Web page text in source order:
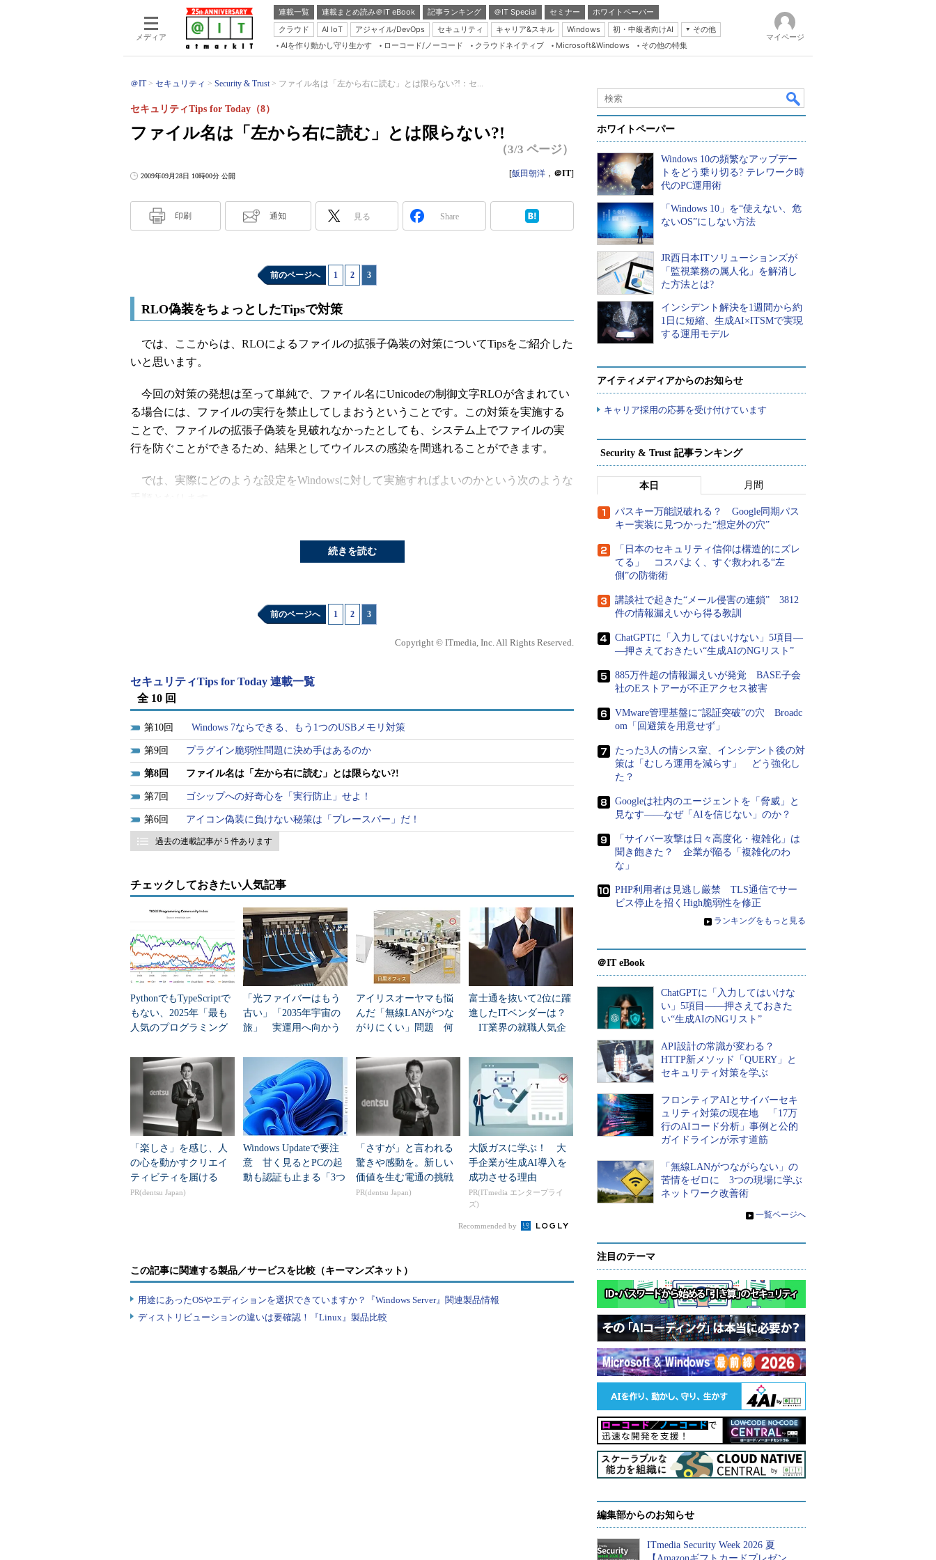
メディア
連載一覧 連載まとめ読み＠IT eBook 記事ランキング ＠IT Special セミナー
ホワイトペーパー
クラウド
AI IoT アジャイル/DevOps セキュリティ キャリア&スキル Windows 初・中級者向けAI
その他
Server & Storage
Database Expert
Master of IP Network
Security & Trust
AIを作り動かし守り生かす ローコード/ノーコード クラウドネイティブ Microsoft&Windows その他の特集
マイページ
＠IT セキュリティ Security & Trust ファイル名は「左から右に読む」とは限らない?!：セ...
ファイル名は「左から右に読む」とは限らない?!
セキュリティTips for Today（8）
（3/3 ページ）
2009年09月28日 10時00分 公開 [飯田朝洋 ， ＠IT]
印刷 通知 見る Share
前のページへ 1 2 3
RLO偽装をちょっとしたTipsで対策
では、ここからは、RLOによるファイルの拡張子偽装の対策についてTipsをご紹介した
いと思います。
今回の対策の発想は至って単純で、ファイル名にUnicodeの制御文字RLOが含まれてい
る場合には、ファイルの実行を禁止してしまおうということです。この対策を実施する
ことで、ファイルの拡張子偽装を見破れなかったとしても、システム上でファイルの実
行を防ぐことができるため、結果としてウイルスの感染を間逃れることができます。
では、実際にどのような設定をWindowsに対して実施すればよいのかという次のような
図5 スタートメニューを開く
2. 「secpol.msc」と入力して、「OK」ボタンをクリックしてください。ローカルセ
キュリティポリシーが起動されます【注3】
図6 セキュリティポリシーを設定するためsecpol.mscを実行
ローカルセキュリティポリシーの開き方はこれ以外にも方法がありますので、お好みの方法
で開いてください。
3. 「ソフトウェア制限のポリシー」から「新しいポリシーの作成」を選択します。
「新しいパスの規則」を選択します。
続きを読む
前のページへ 1 2 3
Copyright © ITmedia, Inc. All Rights Reserved.
セキュリティTips for Today 連載一覧
全 10 回
10 Windows 7ならできる、もう1つのUSBメモリ対策
9 プラグイン脆弱性問題に決め手はあるのか
8 ファイル名は「左から右に読む」とは限らない?!
7 ゴシップへの好奇心を「実行防止」せよ！
6 アイコン偽装に負けない秘策は「プレースバー」だ！
過去の連載記事が 5 件あります
チェックしておきたい人気記事
PythonでもTypeScriptで
もない、2025年「最も
人気のプログラミング
「光ファイバーはもう
古い」「2035年宇宙の
旅」 実運用へ向かう
アイリスオーヤマも悩
んだ「無線LANがつな
がりにくい」問題 何
富士通を抜いて2位に躍
進したITベンダーは？
IT業界の就職人気企
「楽しさ」を感じ、人
の心を動かすクリエイ
ティビティを届ける
PR(dentsu Japan)
Windows Updateで要注
意 甘く見るとPCの起
動も認証も止まる「3つ
「さすが」と言われる
驚きや感動を。新しい
価値を生む電通の挑戦
PR(dentsu Japan)
大阪ガスに学ぶ！ 大
手企業が生成AI導入を
成功させる理由
PR(ITmedia エンタープライ
ズ)
Recommended by
この記事に関連する製品／サービスを比較（キーマンズネット）
用途にあったOSやエディションを選択できていますか？『Windows Server』関連製品情報
ディストリビューションの違いは要確認！『Linux』製品比較
ホワイトペーパー
Windows 10の頻繁なアップデー
トをどう乗り切る? テレワーク時
代のPC運用術
「Windows 10」を“使えない、危
ないOS”にしない方法
JR西日本ITソリューションズが
「監視業務の属人化」を解消し
た方法とは?
インシデント解決を1週間から約
1日に短縮、生成AI×ITSMで実現
する運用モデル
アイティメディアからのお知らせ
キャリア採用の応募を受け付けています
Security & Trust 記事ランキング
本日 月間
パスキー万能説破れる？ Google同期パス
キー実装に見つかった“想定外の穴”
「日本のセキュリティ信仰は構造的にズレ
てる」 コスパよく、すぐ救われる“左
側”の防衛術
講談社で起きた“メール侵害の連鎖” 3812
件の情報漏えいから得る教訓
ChatGPTに「入力してはいけない」5項目―
―押さえておきたい“生成AIのNGリスト”
885万件超の情報漏えいが発覚 BASE子会
社のEストアーが不正アクセス被害
VMware管理基盤に“認証突破”の穴 Broadc
om「回避策を用意せず」
たった3人の情シス室、インシデント後の対
策は「むしろ運用を減らす」 どう強化し
た？
Googleは社内のエージェントを「脅威」と
見なす――なぜ「AIを信じない」のか？
「サイバー攻撃は日々高度化・複雑化」は
聞き飽きた？ 企業が陥る「複雑化のわ
な」
PHP利用者は見逃し厳禁 TLS通信でサー
ビス停止を招くHigh脆弱性を修正
» ランキングをもっと見る
＠IT eBook
ChatGPTに「入力してはいけな
い」5項目――押さえておきた
い“生成AIのNGリスト”
API設計の常識が変わる？
HTTP新メソッド「QUERY」と
セキュリティ対策を学ぶ
フロンティアAIとサイバーセキ
ュリティ対策の現在地 「17万
行のAIコード分析」事例と公的
ガイドラインが示す道筋
「無線LANがつながらない」の
苦情をゼロに 3つの現場に学ぶ
ネットワーク改善術
» 一覧ページへ
注目のテーマ
編集部からのお知らせ
ITmedia Security Week 2026 夏